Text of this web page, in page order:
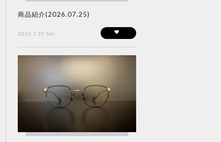
商品紹介(2026.07.25)
2026.7.25 Sat